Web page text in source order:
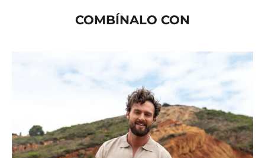
COMBÍNALO CON